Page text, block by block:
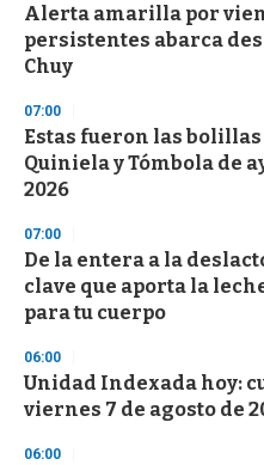
Alerta amarilla por
persistentes abarca
Chuy
07:00
Estas fueron las
Quiniela y Tómbola de
2026
07:00
De la entera a la
clave que aporta la
para tu cuerpo
06:00
Unidad Indexada hoy:
viernes 7 de agosto de
06:00